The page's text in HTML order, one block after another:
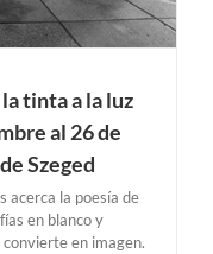
tinta a la luz
al 26 de
Szeged
acerca la poesía de
en blanco y
en imagen.